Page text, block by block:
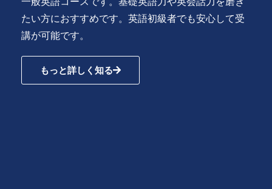
たい方におすすめです。英語初級者でも安心して受
講が可能です。
もっと詳しく知る